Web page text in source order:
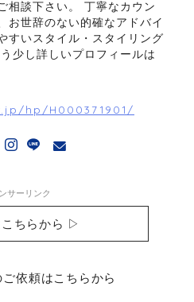
相談下さい。 丁寧なカウン
お世辞のない的確なアドバイ
すいスタイル・スタイリング
少し詳しいプロフィールは
hp/H000371901/
サーリンク
こちらから ▷
依頼はこちらから